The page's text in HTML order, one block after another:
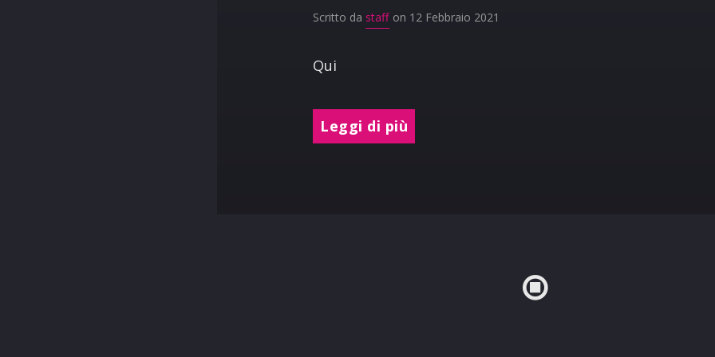
Scritto da staff on 12 Febbraio 2021
Qui
Leggi di più